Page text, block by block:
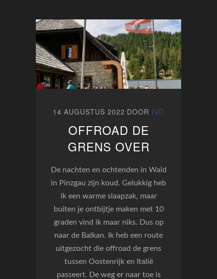
14 AUGUSTUS 2022 DOOR IVO
OFFROAD DE
GRENS OVER
De nachten en ochtenden in Wald
in Pinzgau zijn koud. Gelukkig heb
ik een warme slaapzak, maar
buiten je ontbijtje maken met 10
graden vind ik maar niks. Dus op
naar de Balkan. Ik heb een route
uitgezocht die offroad de grens
tussen Oostenrijk en Italië
passeert. De weg er naar toe is